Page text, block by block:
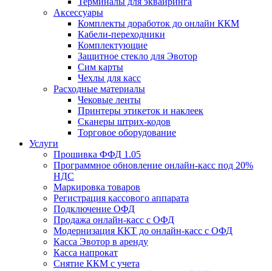
Аксессуары
Комплекты доработок до онлайн ККМ
Кабели-переходники
Комплектующие
Защитное стекло для Эвотор
Сим карты
Чехлы для касс
Расходные материалы
Чековые ленты
Принтеры этикеток и наклеек
Сканеры штрих-кодов
Торговое оборудование
Услуги
Прошивка ФФД 1.05
Программное обновление онлайн-касс под 20%
НДС
Маркировка товаров
Регистрация кассового аппарата
Подключение ОФД
Продажа онлайн-касс с ОФД
Модернизация ККТ до онлайн-касс с ОФД
Касса Эвотор в аренду
Касса напрокат
Снятие ККМ с учета